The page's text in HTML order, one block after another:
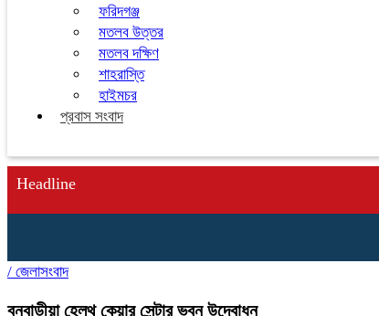
ফরিদগঞ্জ
মতলব উত্তর
মতলব দক্ষিণ
শাহরাস্তি
হাইমচর
প্রবাস সংবাদ
Headline
/ জেলাসংবাদ
বনবাড়ীয়া হেলথ কেয়ার সেন্টার ভবন উদ্বোধন